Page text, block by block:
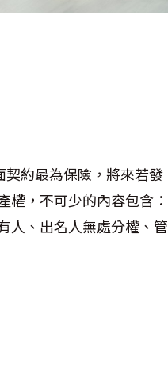
約最為保險，將來若發
，不可少的內容包含：
人、出名人無處分權、管